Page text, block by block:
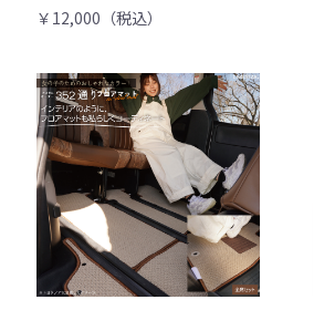
￥12,000（税込）